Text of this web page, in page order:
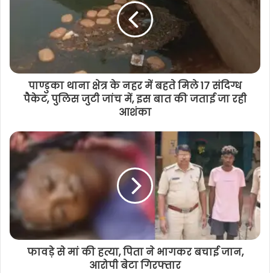
समेत 4 आरोपी गिरफ्तार
पाण्डुका थाना क्षेत्र के नहर में बहते मिले 17 संदिग्ध
पैकेट, पुलिस जुटी जांच में, इस बात की जताई जा रही
आशंका
फावड़े से मां की हत्या, पिता ने भागकर बचाई जान,
आरोपी बेटा गिरफ्तार